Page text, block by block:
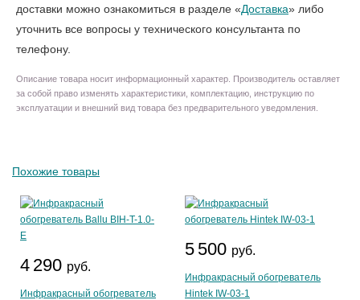
доставки можно ознакомиться в разделе «Доставка» либо
уточнить все вопросы у технического консультанта по
телефону.
Описание товара носит информационный характер. Производитель оставляет
за собой право изменять характеристики, комплектацию, инструкцию по
эксплуатации и внешний вид товара без предварительного уведомления.
Похожие товары
4 290 руб.
Инфракрасный обогреватель
5 500 руб.
Инфракрасный обогреватель
Hintek IW-03-1